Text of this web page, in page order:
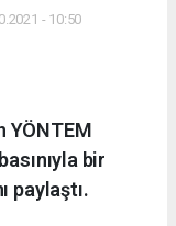
- 10:50
YÖNTEM
bir
paylaştı.